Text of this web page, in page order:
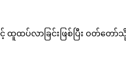
ာခြင်းဖြစ်ပြီး ဝတ်တော်သို့မ